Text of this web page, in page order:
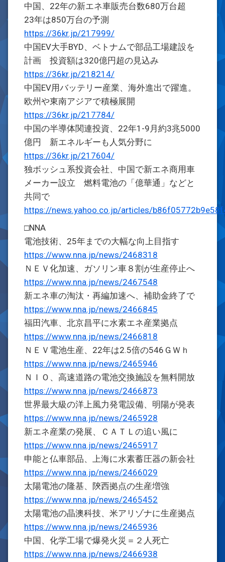
中国、22年の新エネ車販売台数680万台超
23年は850万台の予測
https://36kr.jp/217999/
中国EV大手BYD、ベトナムで部品工場建設を
計画 投資額は320億円超の見込み
https://36kr.jp/218214/
中国EV用バッテリー産業、海外進出で躍進。
欧州や東南アジアで積極展開
https://36kr.jp/217784/
中国の半導体関連投資、22年1-9月約3兆5000
億円 新エネルギーも人気分野に
https://36kr.jp/217604/
独ボッシュ系投資会社、中国で新エネ商用車
メーカー設立 燃料電池の「億華通」などと
共同で
https://news.yahoo.co.jp/articles/
□NNA
電池技術、25年までの大幅な向上目指す
https://www.nna.jp/news/2468318
ＮＥＶ化加速、ガソリン車８割が生産停止へ
https://www.nna.jp/news/2467548
新エネ車の淘汰・再編加速へ、補助金終了で
https://www.nna.jp/news/2466845
福田汽車、北京昌平に水素エネ産業拠点
https://www.nna.jp/news/2466818
ＮＥＶ電池生産、22年は2.5倍の546ＧＷｈ
https://www.nna.jp/news/2465946
ＮＩＯ、高速道路の電池交換施設を無料開放
https://www.nna.jp/news/2466873
世界最大級の洋上風力発電設備、明陽が発表
https://www.nna.jp/news/2465928
新エネ産業の発展、ＣＡＴＬの追い風に
https://www.nna.jp/news/2465917
申能と仏車部品、上海に水素蓄圧器の新会社
https://www.nna.jp/news/2466029
太陽電池の隆基、陝西拠点の生産増強
https://www.nna.jp/news/2465452
太陽電池の晶澳科技、米アリゾナに生産拠点
https://www.nna.jp/news/2465936
中国、化学工場で爆発火災＝２人死亡
https://www.nna.jp/news/2466938